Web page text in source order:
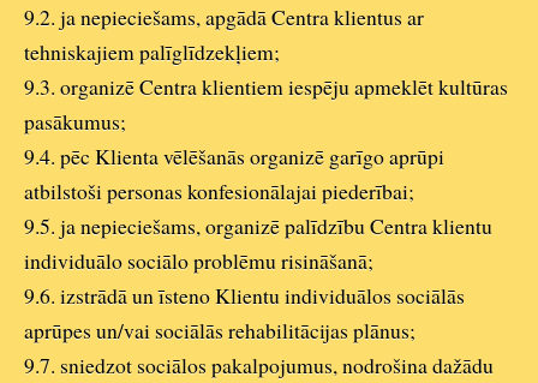
9.2. ja nepieciešams, apgādā Centra klientus ar
tehniskajiem palīglīdzekļiem;
9.3. organizē Centra klientiem iespēju apmeklēt kultūras
pasākumus;
9.4. pēc Klienta vēlēšanās organizē garīgo aprūpi
atbilstoši personas konfesionālajai piederībai;
9.5. ja nepieciešams, organizē palīdzību Centra klientu
individuālo sociālo problēmu risināšanā;
9.6. izstrādā un īsteno Klientu individuālos sociālās
aprūpes un/vai sociālās rehabilitācijas plānus;
9.7. sniedzot sociālos pakalpojumus, nodrošina dažādu